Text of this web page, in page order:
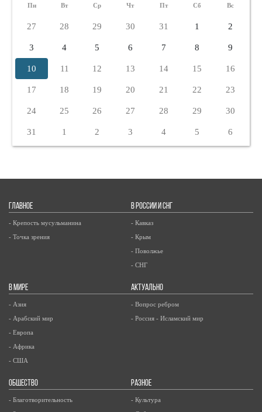
Пн Вт Ср Чт Пт Сб Вс
27 28 29 30 31 1 2
3 4 5 6 7 8 9
10 11 12 13 14 15 16
17 18 19 20 21 22 23
24 25 26 27 28 29 30
31 1 2 3 4 5 6
ГЛАВНОЕ
- Крепость мусульманина
- Точка зрения
В РОССИИ И СНГ
- Кавказ
- Крым
- Поволжье
- СНГ
В МИРЕ
- Азия
- Арабский мир
- Европа
- Африка
- США
АКТУАЛЬНО
- Вопрос ребром
- Россия - Исламский мир
ОБЩЕСТВО
- Благотворительность
РАЗНОЕ
- Культура